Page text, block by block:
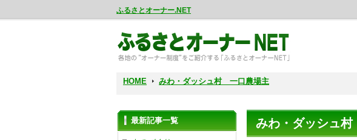
ふるさとオーナー.NET
HOME みわ・ダッシュ村 一口農場主
みわ・ダッシュ
最新記事一覧